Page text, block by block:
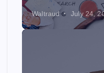
Waltraud July 24,